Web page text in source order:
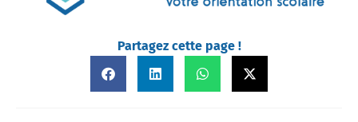
Partagez cette page !